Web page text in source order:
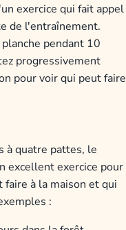
exercice qui fait appel
de l'entraînement.
pendant 10
progressivement
pour voir qui peut faire
à quatre pattes, le
excellent exercice pour
à la maison et qui
: